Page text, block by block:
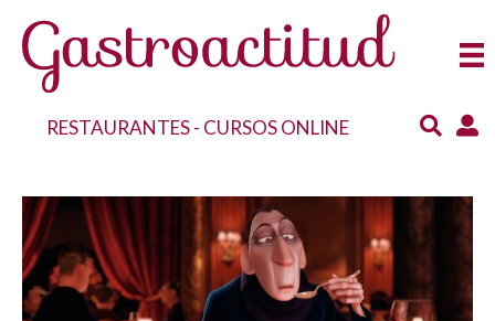
RESTAURANTES- CURSOS ONLINE